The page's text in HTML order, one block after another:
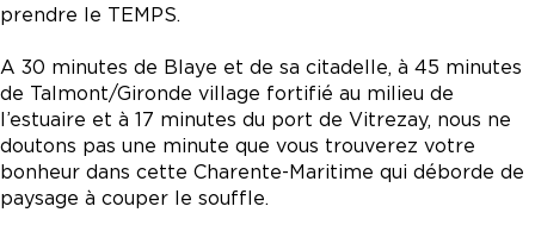
prendre le TEMPS.
A 30 minutes de Blaye et de sa citadelle, à 45 minutes
de Talmont/Gironde village fortifié au milieu de
l’estuaire et à 17 minutes du port de Vitrezay, nous ne
doutons pas une minute que vous trouverez votre
bonheur dans cette Charente-Maritime qui déborde de
paysage à couper le souffle.